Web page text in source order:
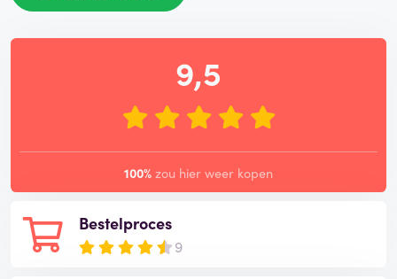
Bestelproces
9
9,5
100% zou hier weer kopen